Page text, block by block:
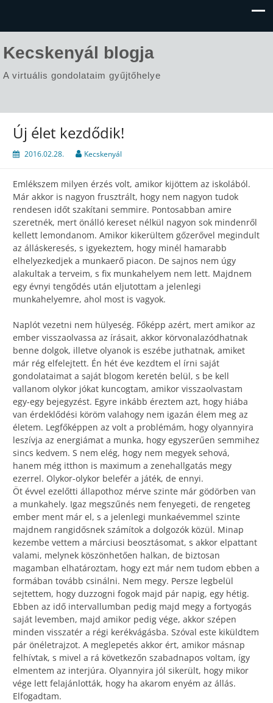
Kecskenyál blogja
A virtuális gondolataim gyűjtőhelye
Új élet kezdődik!
2016.02.28. Kecskenyál
Emlékszem milyen érzés volt, amikor kijöttem az iskolából.
Már akkor is nagyon frusztrált, hogy nem nagyon tudok
rendesen időt szakítani semmire. Pontosabban amire
szeretnék, mert önálló kereset nélkül nagyon sok mindenről
kellett lemondanom. Amikor kikerültem gőzerővel megindult
az álláskeresés, s igyekeztem, hogy minél hamarabb
elhelyezkedjek a munkaerő piacon. De sajnos nem úgy
alakultak a terveim, s fix munkahelyem nem lett. Majdnem
egy évnyi tengődés után eljutottam a jelenlegi
munkahelyemre, ahol most is vagyok.
Naplót vezetni nem hülyeség. Főképp azért, mert amikor az
ember visszaolvassa az írásait, akkor körvonalazódhatnak
benne dolgok, illetve olyanok is eszébe juthatnak, amiket
már rég elfelejtett. Én hét éve kezdtem el írni saját
gondolataimat a saját blogom keretén belül, s be kell
vallanom olykor jókat kuncogtam, amikor visszaolvastam
egy-egy bejegyzést. Egyre inkább éreztem azt, hogy hiába
van érdeklődési köröm valahogy nem igazán élem meg az
életem. Legfőképpen az volt a problémám, hogy olyannyira
leszívja az energiámat a munka, hogy egyszerűen semmihez
sincs kedvem. S nem elég, hogy nem megyek sehová,
hanem még itthon is maximum a zenehallgatás megy
ezerrel. Olykor-olykor belefér a játék, de ennyi.
Öt évvel ezelőtti állapothoz mérve szinte már gödörben van
a munkahely. Igaz megszűnés nem fenyegeti, de rengeteg
ember ment már el, s a jelenlegi munkaévemmel szinte
majdnem rangidősnek számítok a dolgozók közül. Minap
kezembe vettem a márciusi beosztásomat, s akkor elpattant
valami, melynek köszönhetően halkan, de biztosan
magamban elhatároztam, hogy ezt már nem tudom ebben a
formában tovább csinálni. Nem megy. Persze legbelül
sejtettem, hogy duzzogni fogok majd pár napig, egy hétig.
Ebben az idő intervallumban pedig majd megy a fortyogás
saját levemben, majd amikor pedig vége, akkor szépen
minden visszatér a régi kerékvágásba. Szóval este kiküldtem
pár önéletrajzot. A meglepetés akkor ért, amikor másnap
felhívtak, s mivel a rá következőn szabadnapos voltam, így
elmentem az interjúra. Olyannyira jól sikerült, hogy mikor
vége lett felajánlották, hogy ha akarom enyém az állás.
Elfogadtam.